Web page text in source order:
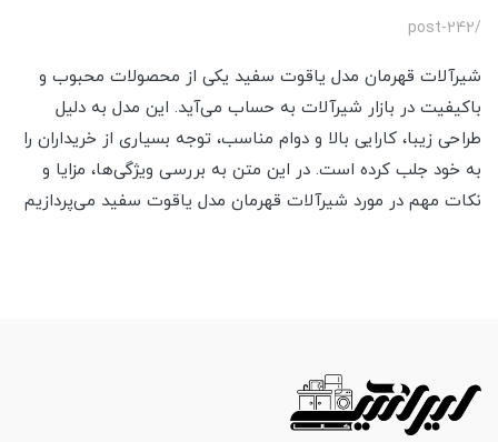
/post-242
شیرآلات قهرمان مدل یاقوت سفید یکی از محصولات محبوب و
باکیفیت در بازار شیرآلات به حساب می‌آید. این مدل به دلیل
طراحی زیبا، کارایی بالا و دوام مناسب، توجه بسیاری از خریداران را
به خود جلب کرده است. در این متن به بررسی ویژگی‌ها، مزایا و
نکات مهم در مورد شیرآلات قهرمان مدل یاقوت سفید می‌پردازیم